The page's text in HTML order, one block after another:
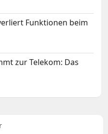
Funktionen beim
zur Telekom: Das